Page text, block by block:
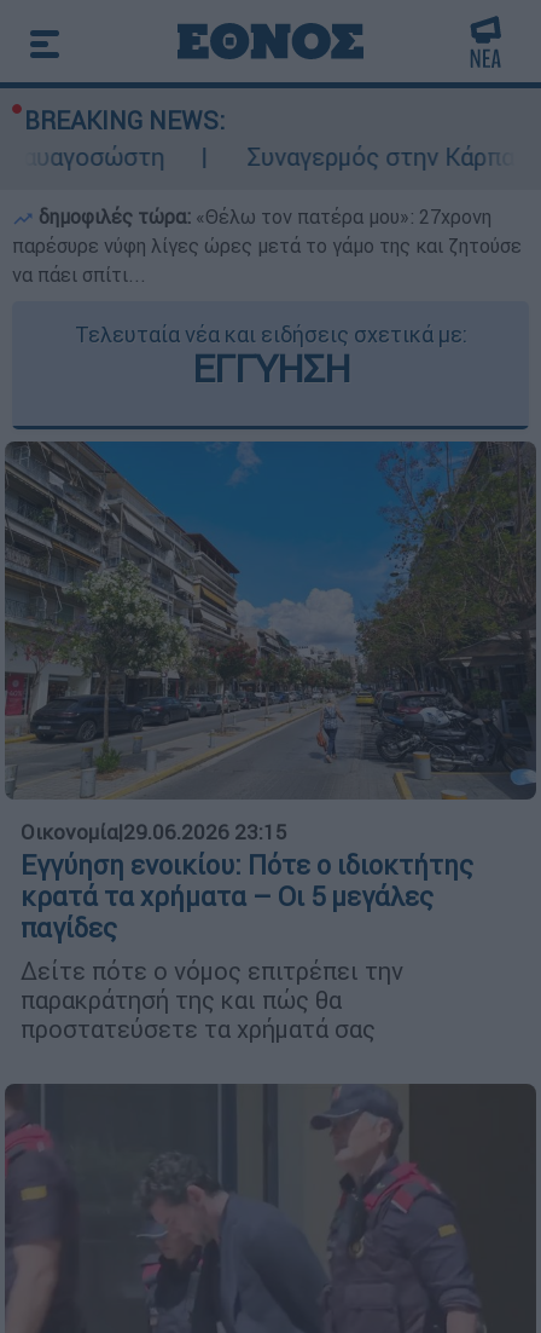
BREAKING NEWS:
Συναγερμός στην Κάρπαθο:
δημοφιλές τώρα: «Θέλω τον πατέρα μου»: 27χρονη
παρέσυρε νύφη λίγες ώρες μετά το γάμο της και ζητούσε
να πάει σπίτι...
Τελευταία νέα και ειδήσεις σχετικά με:
ΕΓΓΥΗΣΗ
Οικονομία|29.06.2026 23:15
Εγγύηση ενοικίου: Πότε ο ιδιοκτήτης
κρατά τα χρήματα – Οι 5 μεγάλες
παγίδες
Δείτε πότε ο νόμος επιτρέπει την
παρακράτησή της και πώς θα
προστατεύσετε τα χρήματά σας